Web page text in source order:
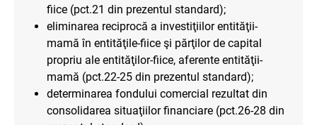
fiice (pct.21 din prezentul standard);
eliminarea reciprocă a investiţiilor entităţii-
mamă în entităţile-fiice şi părţilor de capital
propriu ale entităţilor-fiice, aferente entităţii-
mamă (pct.22-25 din prezentul standard);
determinarea fondului comercial rezultat din
consolidarea situaţiilor financiare (pct.26-28 din